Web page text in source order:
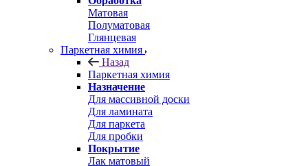
Матовая
Полуматовая
Глянцевая
Паркетная химия
Назад
Паркетная химия
Назначение
Для массивной доски
Для ламината
Для паркета
Для пробки
Покрытие
Лак матовый